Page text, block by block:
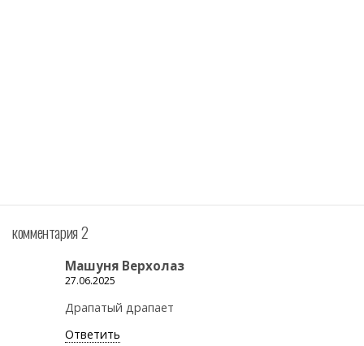
комментария 2
Машуня Верхолаз
27.06.2025
Драпатый драпает
Ответить